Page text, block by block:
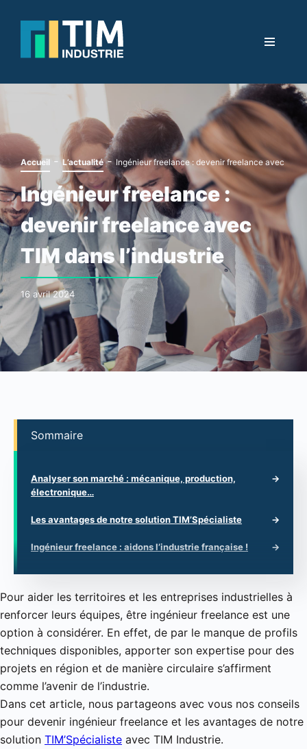
Accueil -L’actualité- Ingénieur freelance : devenir freelance avec TIM
Ingénieur freelance :
devenir freelance avec
TIM dans l’industrie
16 avril 2024
Sommaire
Analyser son marché : mécanique, production,
électronique…
Les avantages de notre solution TIM’Spécialiste
Ingénieur freelance : aidons l’industrie française !
Pour aider les territoires et les entreprises industrielles à
renforcer leurs équipes, être ingénieur freelance est une
option à considérer. En effet, de par le manque de profils
techniques disponibles, apporter son expertise pour des
projets en région et de manière circulaire s’affirment
comme l’avenir de l’industrie.
Dans cet article, nous partageons avec vous nos conseils
pour devenir ingénieur freelance et les avantages de notre
solution TIM’Spécialiste avec TIM Industrie.